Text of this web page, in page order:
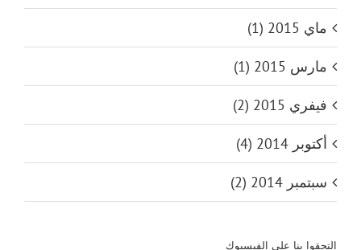
ماي 2015 (1)
مارس 2015 (1)
فيفري 2015 (2)
أكتوبر 2014 (4)
سبتمبر 2014 (2)
التحقوا بنا على الفيسبوك